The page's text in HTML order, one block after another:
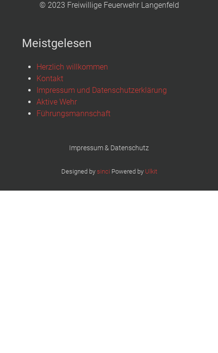
© 2023 Freiwillige Feuerwehr Langenfeld
Meistgelesen
Herzlich willkommen
Kontakt
Impressum und Datenschutzerklärung
Aktive Wehr
Führungsmannschaft
Impressum & Datenschutz
Designed by sinci Powered by Ulkit